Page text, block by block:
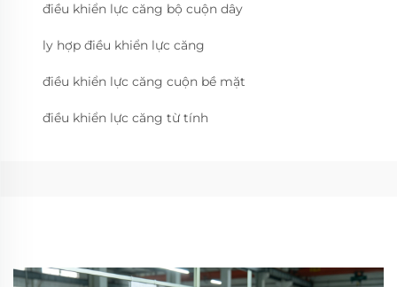
điều khiển lực căng bộ cuộn dây
ly hợp điều khiển lực căng
điều khiển lực căng cuộn bề mặt
điều khiển lực căng từ tính